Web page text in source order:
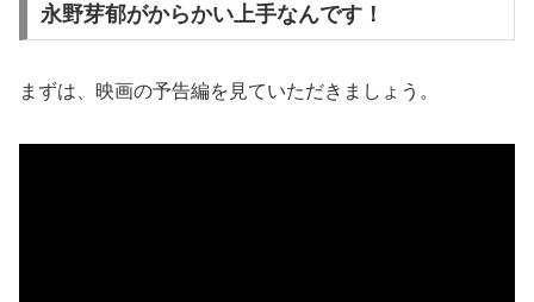
永野芽郁がからかい上手なんです！
まずは、映画の予告編を見ていただきましょう。